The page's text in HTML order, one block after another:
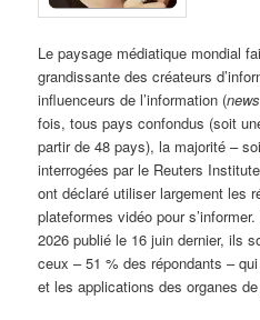
Le paysage médiatique mondial
grandissante des créateurs
influenceurs de l’information (
fois, tous pays confondus (soit
partir de 48 pays), la majorité –
interrogées par le Reuters
ont déclaré utiliser largement les
plateformes vidéo pour
2026 publié le 16 juin dernier, ils
ceux – 51 % des répondants –
et les applications des organes